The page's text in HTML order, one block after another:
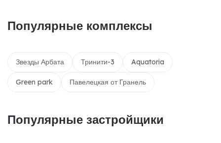
Популярные комплексы
Звезды Арбата Тринити-3 Aquatoria
Green park Павелецкая от Гранель
Популярные застройщики